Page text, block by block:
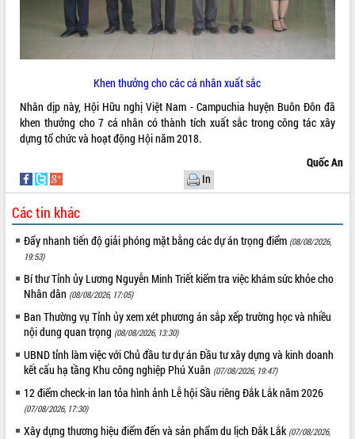
Khen thưởng cho các cá nhân xuất sắc
Nhân dịp này, Hội Hữu nghị Việt Nam - Campuchia huyện Buôn Đôn đã
khen thưởng cho 7 cá nhân có thành tích xuất sắc trong công tác xây
dựng tổ chức và hoạt động Hội năm 2018.
Quốc An
In
Các tin khác
Đẩy nhanh tiến độ giải phóng mặt bằng các dự án trọng điểm (08/08/2026,
19:53)
Bí thư Tỉnh ủy Lương Nguyễn Minh Triết kiểm tra việc khám sức khỏe cho
Nhân dân (08/08/2026, 17:05)
Ban Thường vụ Tỉnh ủy xem xét phương án sắp xếp trường học và nhiều
nội dung quan trọng (08/08/2026, 13:30)
UBND tỉnh làm việc với Chủ đầu tư dự án Đầu tư xây dựng và kinh doanh
kết cấu hạ tầng Khu công nghiệp Phú Xuân (07/08/2026, 19:47)
12 điểm check-in lan tỏa hình ảnh Lễ hội Sầu riêng Đắk Lắk năm 2026
(07/08/2026, 17:30)
Xây dựng thương hiệu điểm đến và sản phẩm du lịch Đắk Lắk (07/08/2026,